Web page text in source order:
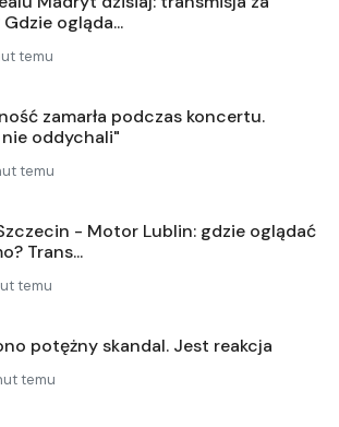
ogląda...
temu
zamarła podczas koncertu.
oddychali"
temu
- Motor Lublin: gdzie oglądać
Trans...
temu
potężny skandal. Jest reakcja
temu